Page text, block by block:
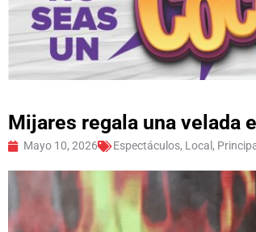
Mijares regala una velada
Mayo 10, 2026 Espectáculos, Local ,